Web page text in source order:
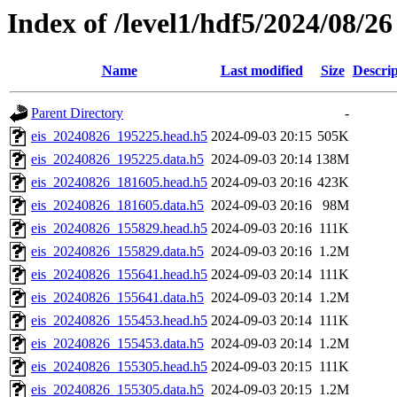
Index of /level1/hdf5/2024/08/26
Name Last modified Size
Parent Directory
-
eis_20240826_195225.head.h5 2024-09-03 20:15 505K
eis_20240826_195225.data.h5 2024-09-03 20:14 138M
eis_20240826_181605.head.h5 2024-09-03 20:16 423K
eis_20240826_181605.data.h5 2024-09-03 20:16
98M
eis_20240826_155829.head.h5 2024-09-03 20:16 111K
eis_20240826_155829.data.h5 2024-09-03 20:16 1.2M
eis_20240826_155641.head.h5 2024-09-03 20:14 111K
eis_20240826_155641.data.h5 2024-09-03 20:14 1.2M
eis_20240826_155453.head.h5 2024-09-03 20:14 111K
eis_20240826_155453.data.h5 2024-09-03 20:14 1.2M
eis_20240826_155305.head.h5 2024-09-03 20:15 111K
eis_20240826_155305.data.h5 2024-09-03 20:15 1.2M